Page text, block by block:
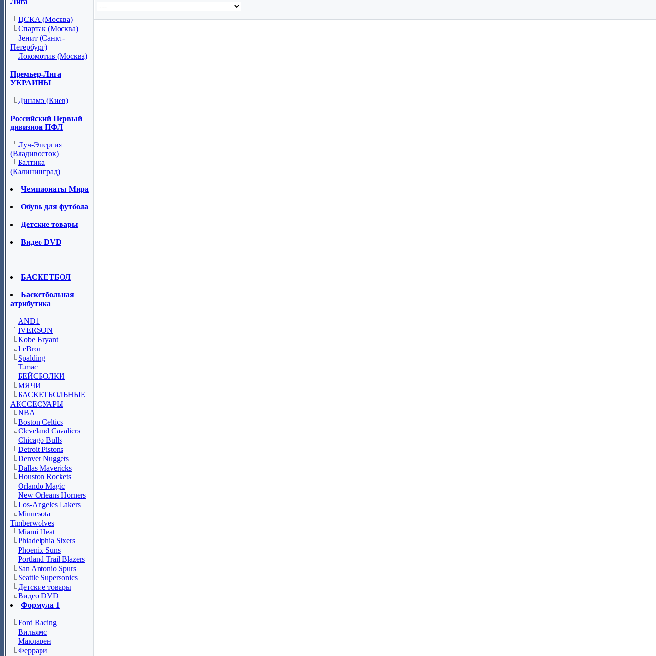
Лига
ЦСКА (Москва)
Спартак (Москва)
Зенит (Санкт-
Петербург)
Локомотив (Москва)
Премьер-Лига
УКРАИНЫ
Динамо (Киев)
Российский Первый
дивизион ПФЛ
Луч-Энергия
(Владивосток)
Балтика
(Калининград)
Чемпионаты Мира
Обувь для футбола
Детские товары
Видео DVD
БАСКЕТБОЛ
Баскетбольная
атрибутика
AND1
IVERSON
Kobe Bryant
LeBron
Spalding
T-mac
БЕЙСБОЛКИ
МЯЧИ
БАСКЕТБОЛЬНЫЕ
АКССЕСУАРЫ
NBA
Boston Celtics
Cleveland Cavaliers
Chicago Bulls
Detroit Pistons
Denver Nuggets
Dallas Mavericks
Houston Rockets
Orlando Magic
New Orleans Horners
Los-Angeles Lakers
Minnesota
Timberwolves
Miami Heat
Phiadelphia Sixers
Phoenix Suns
Portland Trail Blazers
San Antonio Spurs
Seattle Supersonics
Детские товары
Видео DVD
Формула 1
Ford Racing
Вильямс
Макларен
Феррари